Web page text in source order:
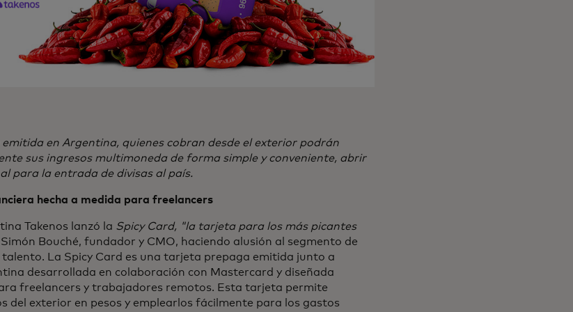
en Argentina, quienes cobran desde el exterior podrán
sus ingresos multimoneda de forma simple y conveniente, abrir
para la entrada de divisas al país.
hecha a medida para freelancers
Takenos lanzó la Spicy Card, "la tarjeta para los más picantes
Bouché, fundador y CMO, haciendo alusión al segmento de
La Spicy Card es una tarjeta prepaga emitida junto a
desarrollada en colaboración con Mastercard y diseñada
freelancers y trabajadores remotos. Esta tarjeta permite
del exterior en pesos y emplearlos fácilmente para los gastos